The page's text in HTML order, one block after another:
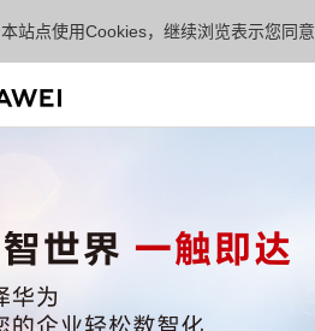
本站点使用Cookies，继续浏览表示您同